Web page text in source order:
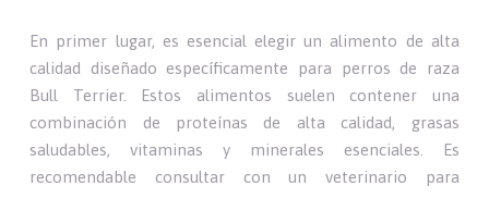
En primer lugar, es esencial elegir un alimento de alta
calidad diseñado específicamente para perros de raza
Bull Terrier. Estos alimentos suelen contener una
combinación de proteínas de alta calidad, grasas
saludables, vitaminas y minerales esenciales. Es
recomendable consultar con un veterinario para